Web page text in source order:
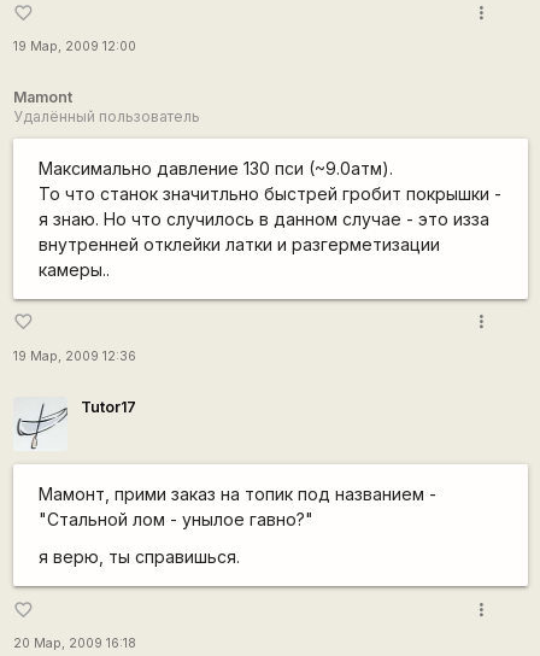
favorite_border
19 Мар, 2009 12:00
more_vert
Mamont
Удалённый пользователь
Максимально давление 130 пси (~9.0атм).
То что станок значитльно быстрей гробит покрышки -
я знаю. Но что случилось в данном случае - это изза
внутренней отклейки латки и разгерметизации
камеры..
favorite_border
19 Мар, 2009 12:36
more_vert
Tutor17
Мамонт, прими заказ на топик под названием -
"Стальной лом - унылое гавно?"
я верю, ты справишься.
favorite_border
20 Мар, 2009 16:18
more_vert